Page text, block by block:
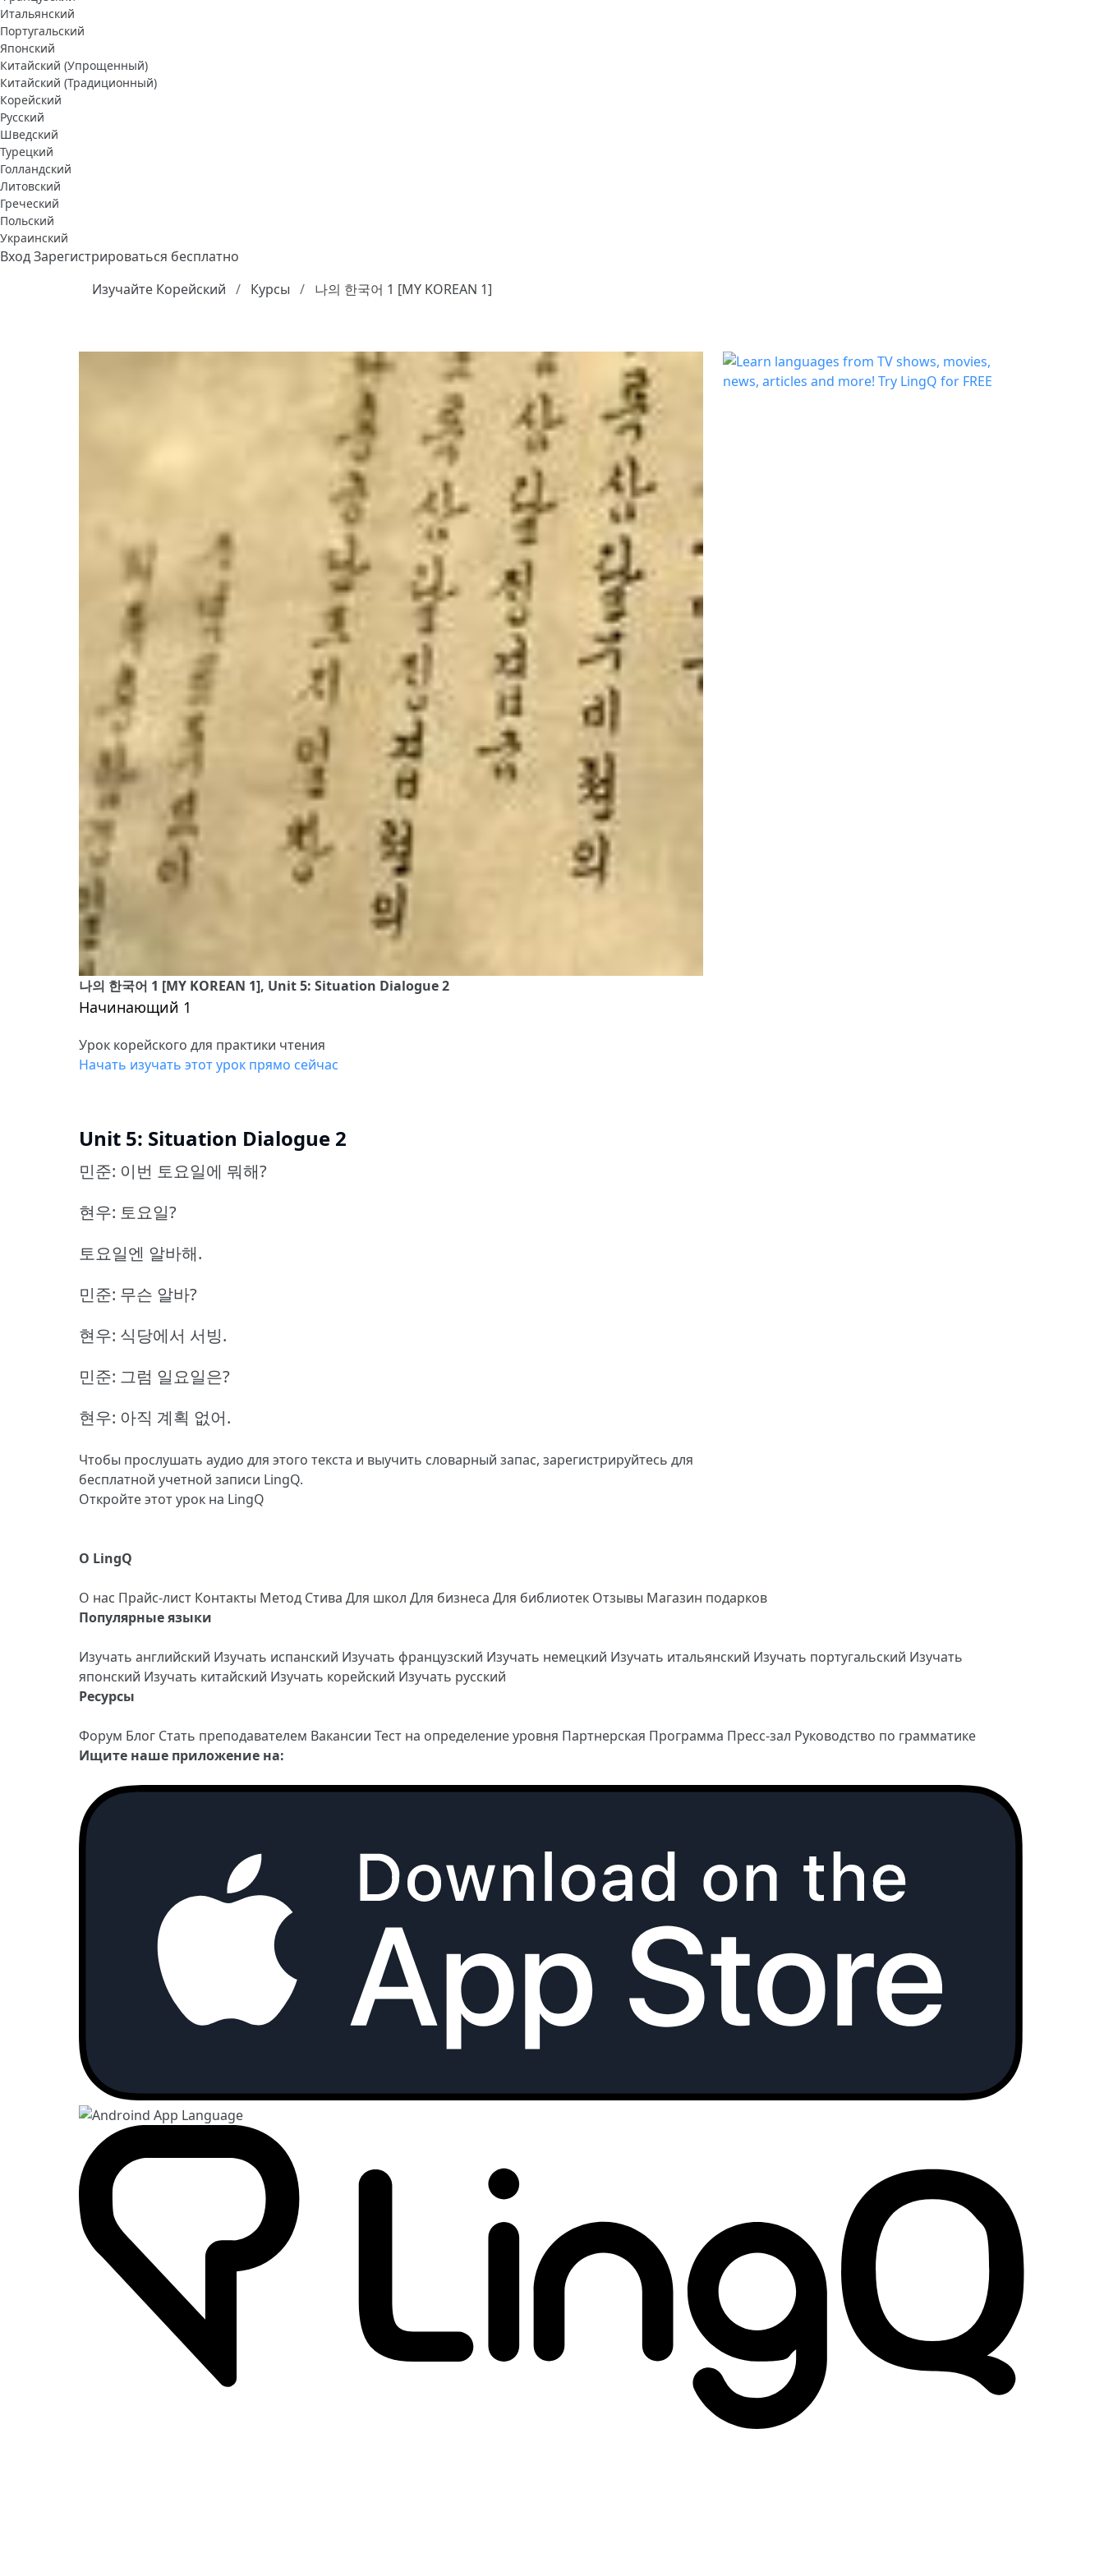
Итальянский
Португальский
Японский
Китайский (Упрощенный)
Китайский (Традиционный)
Корейский
Русский
Шведский
Турецкий
Голландский
Литовский
Греческий
Польский
Украинский
ВходЗарегистрироваться бесплатно
Изучайте Корейский
Курсы 나의 한국어 1 [MY KOREAN 1]
나의 한국어 1 [MY KOREAN 1], Unit 5: Situation Dialogue 2
Начинающий 1
Урок корейского для практики чтения
Начать изучать этот урок прямо сейчас
Unit 5: Situation Dialogue 2
민준: 이번 토요일에 뭐해?
현우: 토요일?
토요일엔 알바해.
민준: 무슨 알바?
현우: 식당에서 서빙.
민준: 그럼 일요일은?
현우: 아직 계획 없어.
Чтобы прослушать аудио для этого текста и выучить словарный запас, зарегистрируйтесь для
бесплатной учетной записи LingQ.
Откройте этот урок на LingQ
О LingQ
О нас Прайс-лист Контакты Метод Стива Для школ Для бизнеса Для библиотек Отзывы Магазин подарков
Популярные языки
Изучать английский Изучать испанский Изучать французский Изучать немецкий Изучать итальянский Изучать португальский Изучать
японский Изучать китайский Изучать корейский Изучать русский
Ресурсы
Форум Блог Стать преподавателем Вакансии Тест на определение уровня Партнерская Программа Пресс-зал Руководство по грамматике
Ищите наше приложение на: